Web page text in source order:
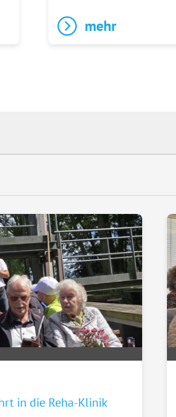
mehr
in die Reha-Klinik